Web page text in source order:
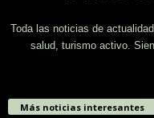
Toda las noticias de
salud, turismo activo.
Más noticias interesantes